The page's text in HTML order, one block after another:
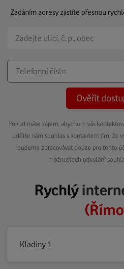
Zadáním adresy zjistíte přesnou
Ověřit
Pokud máte zájem, abychom vás
udělte nám souhlas s kontaktem tím, že
budeme zpracovávat pouze pro tento
možnostech odvolání
Rychlý
Kladiny 1